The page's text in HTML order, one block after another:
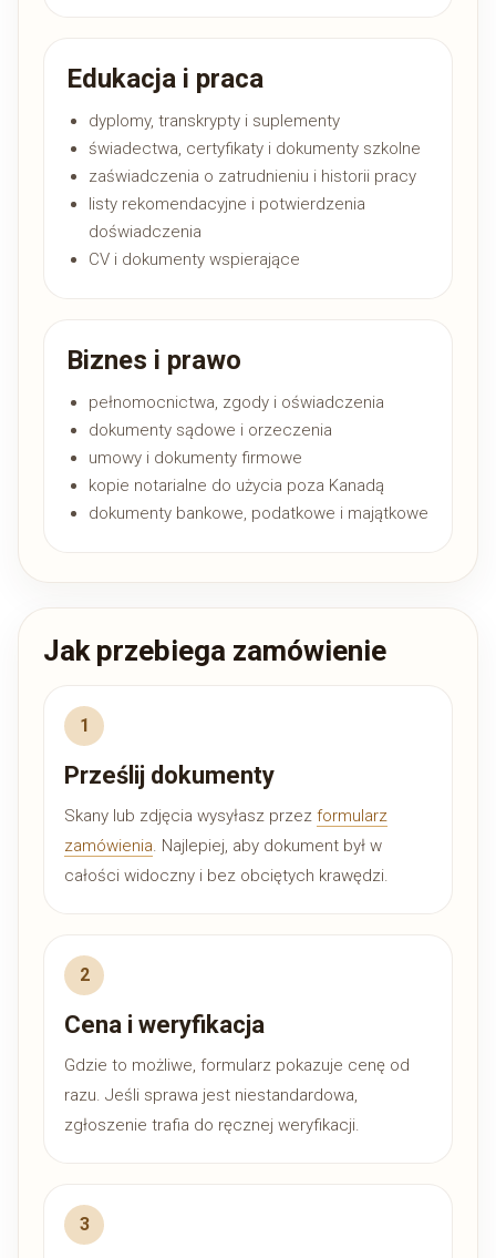
Edukacja i praca
dyplomy, transkrypty i suplementy
świadectwa, certyfikaty i dokumenty szkolne
zaświadczenia o zatrudnieniu i historii pracy
listy rekomendacyjne i potwierdzenia
doświadczenia
CV i dokumenty wspierające
Biznes i prawo
pełnomocnictwa, zgody i oświadczenia
dokumenty sądowe i orzeczenia
umowy i dokumenty firmowe
kopie notarialne do użycia poza Kanadą
dokumenty bankowe, podatkowe i majątkowe
Jak przebiega zamówienie
Prześlij dokumenty
Skany lub zdjęcia wysyłasz przez formularz
zamówienia. Najlepiej, aby dokument był w
całości widoczny i bez obciętych krawędzi.
Cena i weryfikacja
Gdzie to możliwe, formularz pokazuje cenę od
razu. Jeśli sprawa jest niestandardowa,
zgłoszenie trafia do ręcznej weryfikacji.